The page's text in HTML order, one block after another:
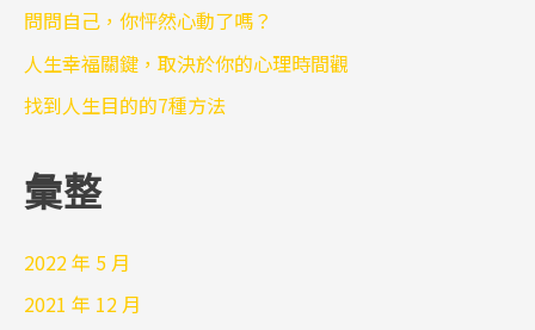
問問自己，你怦然心動了嗎？
人生幸福關鍵，取決於你的心理時間觀
找到人生目的的7種方法
彙整
2022 年 5 月
2021 年 12 月